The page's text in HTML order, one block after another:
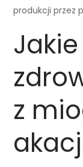
produkcji przez
z